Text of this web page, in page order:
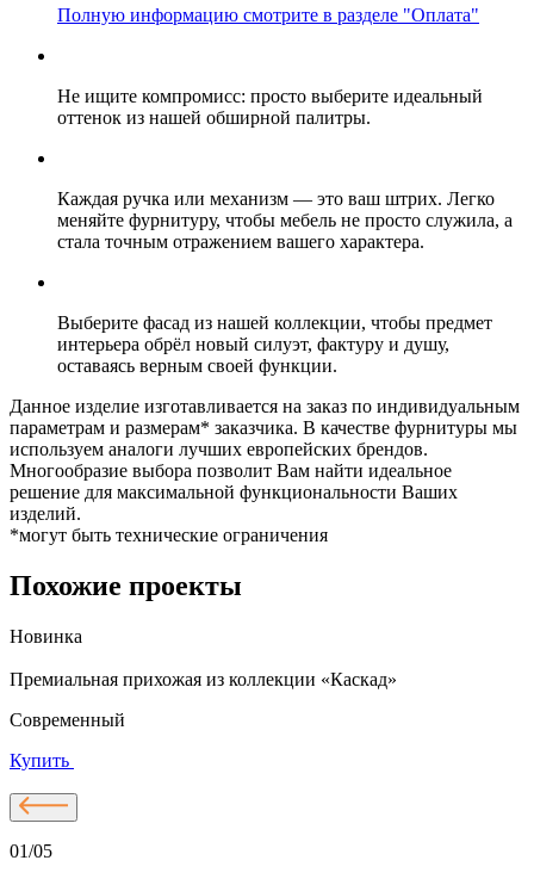
Полную информацию смотрите в разделе "Оплата"
Не ищите компромисс: просто выберите идеальный
оттенок из нашей обширной палитры.
Каждая ручка или механизм — это ваш штрих. Легко
меняйте фурнитуру, чтобы мебель не просто служила, а
стала точным отражением вашего характера.
Выберите фасад из нашей коллекции, чтобы предмет
интерьера обрёл новый силуэт, фактуру и душу,
оставаясь верным своей функции.
Данное изделие изготавливается на заказ по индивидуальным
параметрам и размерам* заказчика. В качестве фурнитуры мы
используем аналоги лучших европейских брендов.
Многообразие выбора позволит Вам найти идеальное
решение для максимальной функциональности Ваших
изделий.
*могут быть технические ограничения
Похожие проекты
Новинка
Премиальная прихожая из коллекции «Каскад»
Современный
Купить
01/05